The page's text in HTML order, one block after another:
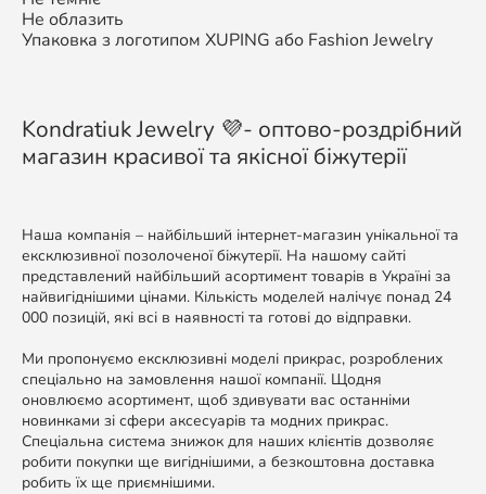
Не облазить
Упаковка з логотипом XUPING або Fashion Jewelry
Kondratiuk Jewelry 💜- оптово-роздрібний
магазин красивої та якісної біжутерії
Наша компанія – найбільший інтернет-магазин унікальної та
ексклюзивної позолоченої біжутерії. На нашому сайті
представлений найбільший асортимент товарів в Україні за
найвигіднішими цінами. Кількість моделей налічує понад 24
000 позицій, які всі в наявності та готові до відправки.
Ми пропонуємо ексклюзивні моделі прикрас, розроблених
спеціально на замовлення нашої компанії. Щодня
оновлюємо асортимент, щоб здивувати вас останніми
новинками зі сфери аксесуарів та модних прикрас.
Спеціальна система знижок для наших клієнтів дозволяє
робити покупки ще вигіднішими, а безкоштовна доставка
робить їх ще приємнішими.